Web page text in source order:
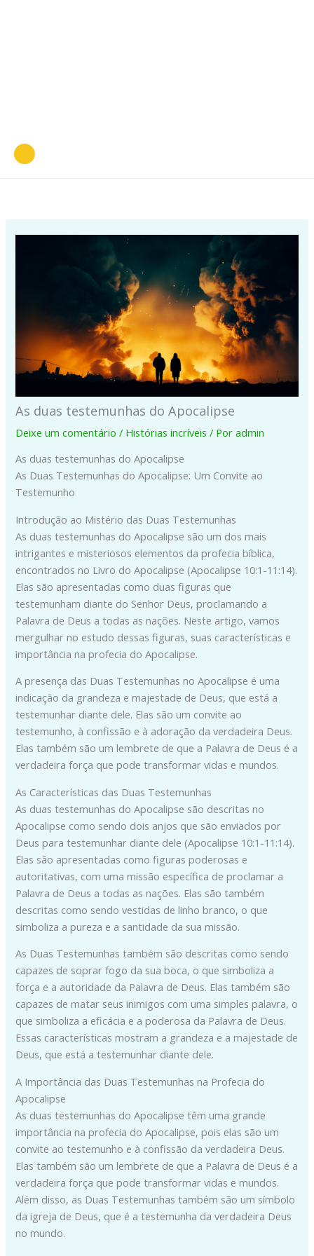
As duas testemunhas do Apocalipse
Deixe um comentário / Histórias incríveis / Poradmin
As duas testemunhas do Apocalipse
As Duas Testemunhas do Apocalipse: Um Convite ao
Testemunho
Introdução ao Mistério das Duas Testemunhas
As duas testemunhas do Apocalipse são um dos mais
intrigantes e misteriosos elementos da profecia bíblica,
encontrados no Livro do Apocalipse (Apocalipse 10:1-11:14).
Elas são apresentadas como duas figuras que
testemunham diante do Senhor Deus, proclamando a
Palavra de Deus a todas as nações. Neste artigo, vamos
mergulhar no estudo dessas figuras, suas características e
importância na profecia do Apocalipse.
A presença das Duas Testemunhas no Apocalipse é uma
indicação da grandeza e majestade de Deus, que está a
testemunhar diante dele. Elas são um convite ao
testemunho, à confissão e à adoração da verdadeira Deus.
Elas também são um lembrete de que a Palavra de Deus é a
verdadeira força que pode transformar vidas e mundos.
As Características das Duas Testemunhas
As duas testemunhas do Apocalipse são descritas no
Apocalipse como sendo dois anjos que são enviados por
Deus para testemunhar diante dele (Apocalipse 10:1-11:14).
Elas são apresentadas como figuras poderosas e
autoritativas, com uma missão específica de proclamar a
Palavra de Deus a todas as nações. Elas são também
descritas como sendo vestidas de linho branco, o que
simboliza a pureza e a santidade da sua missão.
As Duas Testemunhas também são descritas como sendo
capazes de soprar fogo da sua boca, o que simboliza a
força e a autoridade da Palavra de Deus. Elas também são
capazes de matar seus inimigos com uma simples palavra, o
que simboliza a eficácia e a poderosa da Palavra de Deus.
Essas características mostram a grandeza e a majestade de
Deus, que está a testemunhar diante dele.
A Importância das Duas Testemunhas na Profecia do
Apocalipse
As duas testemunhas do Apocalipse têm uma grande
importância na profecia do Apocalipse, pois elas são um
convite ao testemunho e à confissão da verdadeira Deus.
Elas também são um lembrete de que a Palavra de Deus é a
verdadeira força que pode transformar vidas e mundos.
Além disso, as Duas Testemunhas também são um símbolo
da igreja de Deus, que é a testemunha da verdadeira Deus
no mundo.